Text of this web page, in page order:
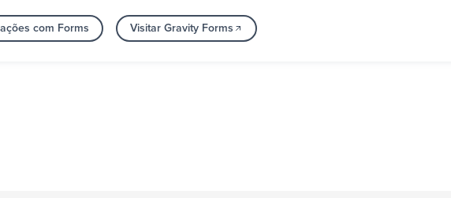
com Forms Visitar Gravity Forms